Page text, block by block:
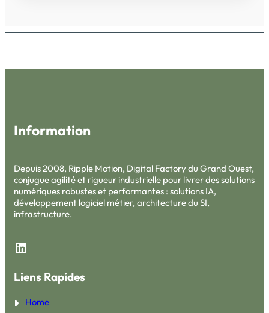
Information
Depuis 2008, Ripple Motion, Digital Factory du Grand Ouest,
conjugue agilité et rigueur industrielle pour livrer des solutions
numériques robustes et performantes : solutions IA,
développement logiciel métier, architecture du SI,
infrastructure.
LinkedIn
Liens Rapides
Home